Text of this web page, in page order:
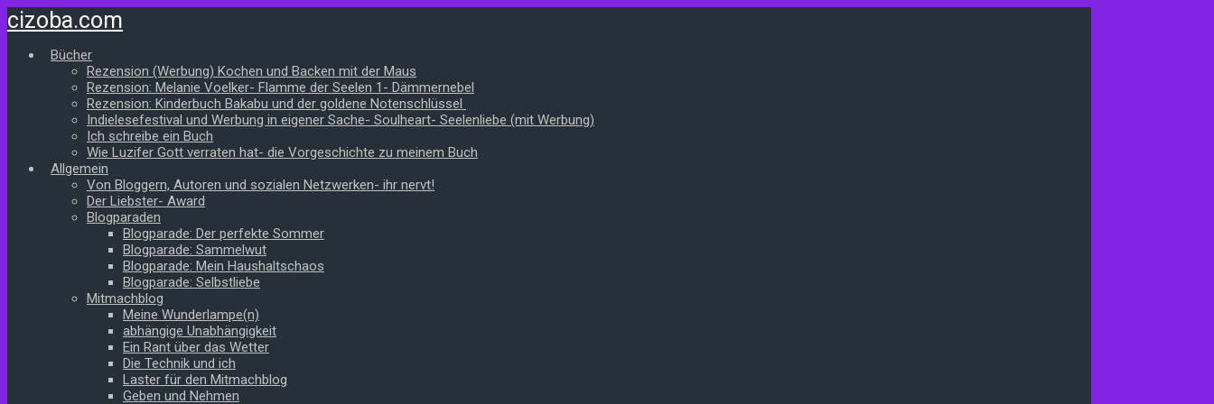
Zum
Hauptinhalt
springen
cizoba.com
Bücher
Rezension (Werbung) Kochen und Backen mit der Maus
Rezension: Melanie Voelker- Flamme der Seelen 1- Dämmernebel
Rezension: Kinderbuch Bakabu und der goldene Notenschlüssel
Indielesefestival und Werbung in eigener Sache- Soulheart- Seelenliebe (mit Werbung)
Ich schreibe ein Buch
Wie Luzifer Gott verraten hat- die Vorgeschichte zu meinem Buch
Allgemein
Von Bloggern, Autoren und sozialen Netzwerken- ihr nervt!
Der Liebster- Award
Blogparaden
Blogparade: Der perfekte Sommer
Blogparade: Sammelwut
Blogparade: Mein Haushaltschaos
Blogparade: Selbstliebe
Mitmachblog
Meine Wunderlampe(n)
abhängige Unabhängigkeit
Ein Rant über das Wetter
Die Technik und ich
Laster für den Mitmachblog
Geben und Nehmen